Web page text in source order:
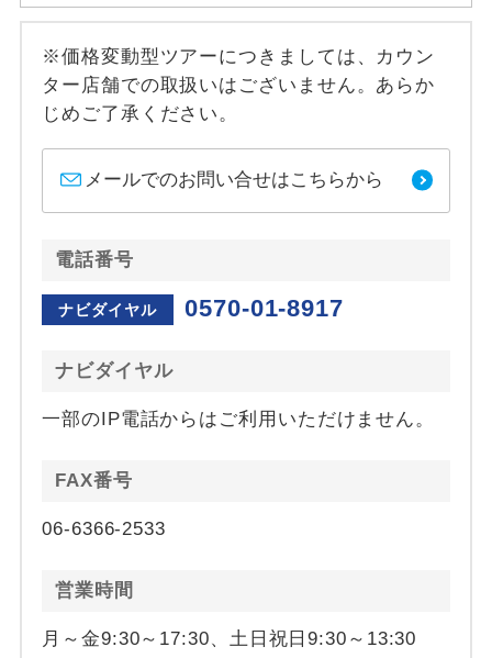
※価格変動型ツアーにつきましては、カウン
ター店舗での取扱いはございません。あらか
じめご了承ください。
メールでのお問い合せはこちらから
電話番号
ナビダイヤル 0570-01-8917
ナビダイヤル
一部のIP電話からはご利用いただけません。
FAX番号
06-6366-2533
営業時間
月～金9:30～17:30、土日祝日9:30～13:30